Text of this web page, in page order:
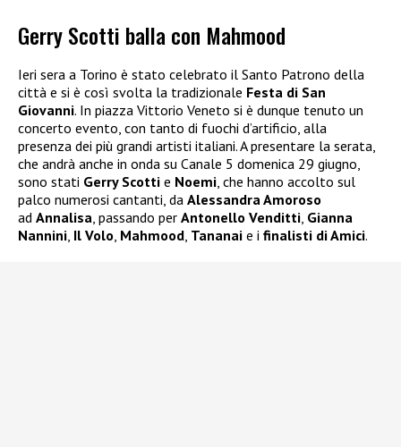
Gerry Scotti balla con Mahmood
Ieri sera a Torino è stato celebrato il Santo Patrono della
città e si è così svolta la tradizionale Festa di San
Giovanni. In piazza Vittorio Veneto si è dunque tenuto un
concerto evento, con tanto di fuochi d’artificio, alla
presenza dei più grandi artisti italiani. A presentare la serata,
che andrà anche in onda su Canale 5 domenica 29 giugno,
sono stati Gerry Scotti e Noemi , che hanno accolto sul
palco numerosi cantanti, da Alessandra Amoroso
ad Annalisa , passando per Antonello Venditti Gianna
Nannini Il Volo Mahmood Tananai e i finalisti di Amici.